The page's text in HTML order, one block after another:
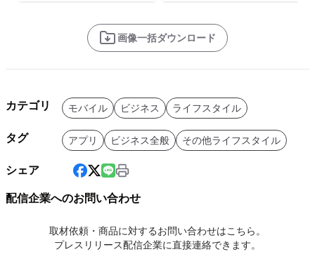
画像一括ダウンロード
カテゴリ モバイル ビジネス ライフスタイル
タグ アプリ ビジネス全般 その他ライフスタイル
シェア
配信企業へのお問い合わせ
取材依頼・商品に対するお問い合わせはこちら。
プレスリリース配信企業に直接連絡できます。